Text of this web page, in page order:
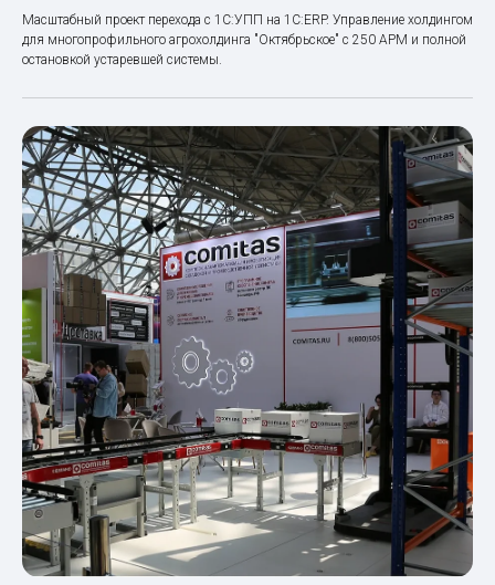
Масштабный проект перехода с 1С:УПП на 1С:ERP. Управление холдингом
для многопрофильного агрохолдинга "Октябрьское" с 250 АРМ и полной
остановкой устаревшей системы.